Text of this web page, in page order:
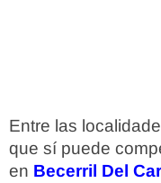
Entre las
que sí puede
en Becerril Del